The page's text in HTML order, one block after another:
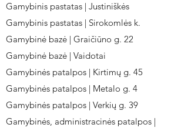
Gamybinis pastatas | Justiniškės
Gamybinis pastatas | Sirokomlės k.
Gamybinė bazė | Graičiūno g. 22
Gamybinė bazė | Vaidotai
Gamybinės patalpos | Kirtimų g. 45
Gamybinės patalpos | Metalo g. 4
Gamybinės patalpos | Verkių g. 39
Gamybinės, administracinės patalpos |